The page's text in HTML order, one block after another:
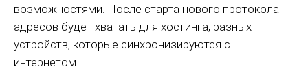
возможностями. После старта нового протокола
адресов будет хватать для хостинга, разных
устройств, которые синхронизируются с
интернетом.